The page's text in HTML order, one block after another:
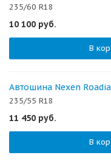
235/60 R18
10 100 руб.
В
Автошина Nexen
235/55 R18
11 450 руб.
В